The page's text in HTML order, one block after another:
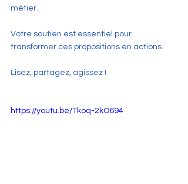
métier.
Votre soutien est essentiel pour
transformer ces propositions en actions.
Lisez, partagez, agissez !
https://youtu.be/Tkoq-2kO694